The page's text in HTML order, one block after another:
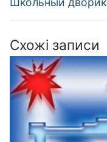
Схожі записи